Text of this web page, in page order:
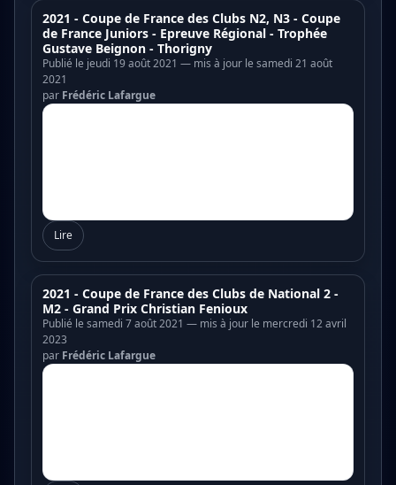
2021 - Coupe de France des Clubs N2, N3 - Coupe
de France Juniors - Epreuve Régional - Trophée
Gustave Beignon - Thorigny
Publié le jeudi 19 août 2021 — mis à jour le samedi 21 août
2021
par Frédéric Lafargue
Lire
2021 - Coupe de France des Clubs de National 2 -
M2 - Grand Prix Christian Fenioux
Publié le samedi 7 août 2021 — mis à jour le mercredi 12 avril
2023
par Frédéric Lafargue